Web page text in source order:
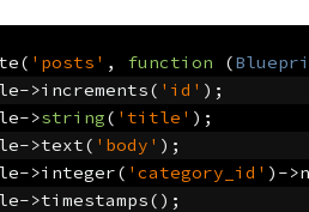
( 'posts' , function (
->increments( 'id' );
->string( 'title' );
->text( 'body' );
->integer( 'category_id' )->
->timestamps();